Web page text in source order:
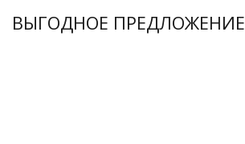
ВЫГОДНОЕ ПРЕДЛОЖЕНИЕ